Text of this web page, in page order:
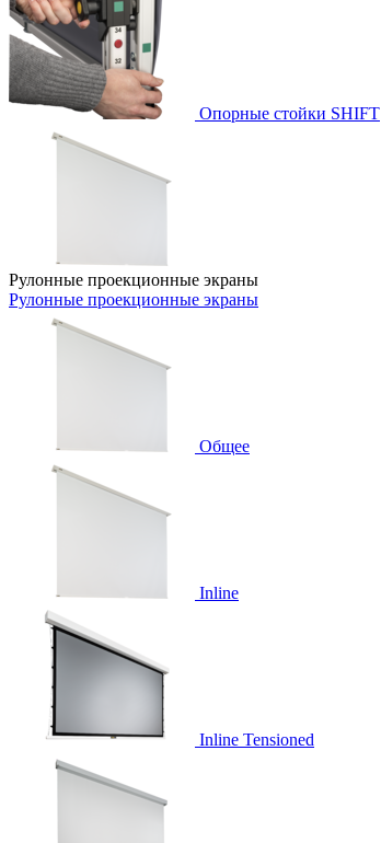
Опорные стойки SHIFT
Рулонные проекционные экраны
Рулонные проекционные экраны
Общее
Inline
Inline Tensioned